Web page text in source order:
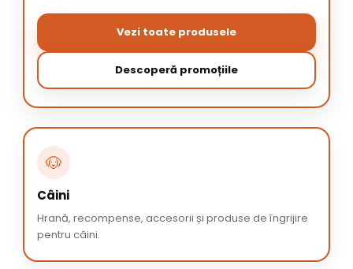
Vezi toate produsele
Descoperă promoțiile
🐶
Câini
Hrană, recompense, accesorii și produse de îngrijire
pentru câini.